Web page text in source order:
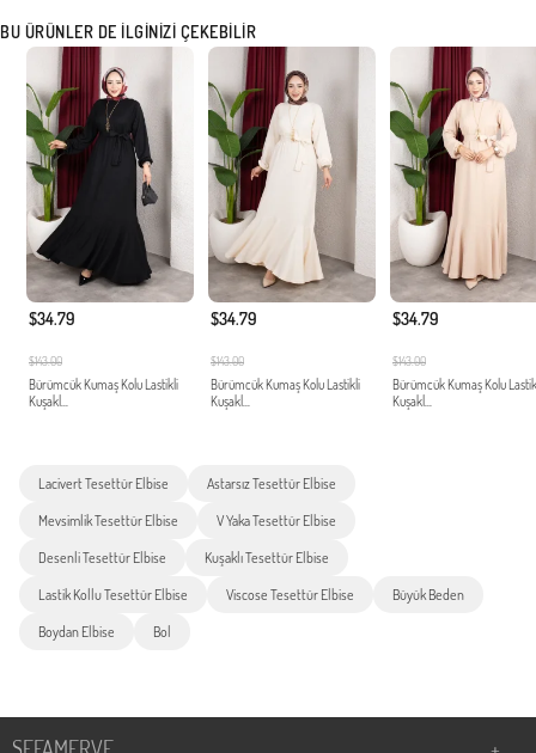
BU ÜRÜNLER DE İLGINIZI ÇEKEBILIR
$34.79
$143.00
Bürümcük Kumaş Kolu Lastikli
Kuşakl...
$34.79
$143.00
Bürümcük Kumaş Kolu Lastikli
Kuşakl...
$34.79
$143.00
Bürümcük Kumaş Kolu
Kuşakl...
Lacivert Tesettür Elbise Astarsız Tesettür Elbise
Mevsimlik Tesettür Elbise V Yaka Tesettür Elbise
Desenli Tesettür Elbise Kuşaklı Tesettür Elbise
Lastik Kollu Tesettür Elbise Viscose Tesettür Elbise Büyük Beden
Boydan Elbise Bol